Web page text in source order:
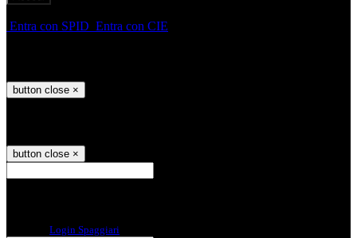
Entra con SPID Entra con CIE
button close ×
button close ×
Login Spaggiari